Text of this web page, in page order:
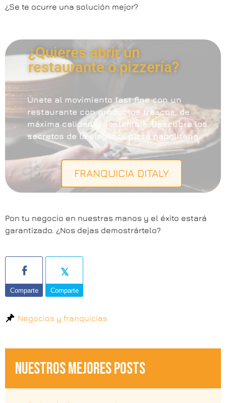
¿Se te ocurre una solución mejor?
¿Quieres abrir un
restaurante o pizzería?
Únete al movimiento fast fine con un
restaurante con productos frescos, de
máxima calidad y sostenible. Descubre los
secretos de la elegante pizza napolitana.
FRANQUICIA DITALY
Pon tu negocio en nuestras manos y el éxito estará
garantizado. ¿Nos dejas demostrártelo?
Comparte Comparte
Negocios y franquicias
NUESTROS MEJORES POSTS